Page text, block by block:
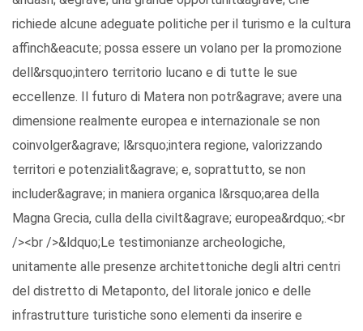
richiede alcune adeguate politiche per il turismo e la cultura
affinch&eacute; possa essere un volano per la promozione
dell&rsquo;intero territorio lucano e di tutte le sue
eccellenze. Il futuro di Matera non potr&agrave; avere una
dimensione realmente europea e internazionale se non
coinvolger&agrave; l&rsquo;intera regione, valorizzando
territori e potenzialit&agrave; e, soprattutto, se non
includer&agrave; in maniera organica l&rsquo;area della
Magna Grecia, culla della civilt&agrave; europea&rdquo;.<br
/><br />&ldquo;Le testimonianze archeologiche,
unitamente alle presenze architettoniche degli altri centri
del distretto di Metaponto, del litorale jonico e delle
infrastrutture turistiche sono elementi da inserire e